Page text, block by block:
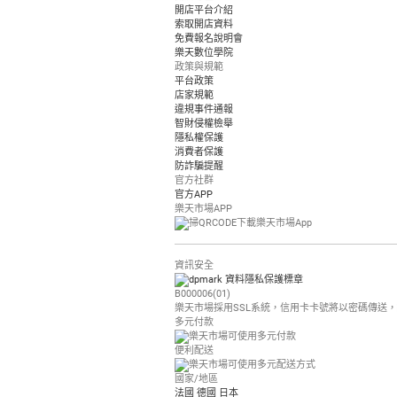
開店平台介紹
索取開店資料
免費報名說明會
樂天數位學院
政策與規範
平台政策
店家規範
違規事件通報
智財侵權檢舉
隱私權保護
消費者保護
防詐騙提醒
官方社群
官方APP
樂天市場APP
資訊安全
B000006(01)
樂天市場採用SSL系統，信用卡卡號將以密碼傳送
多元付款
便利配送
國家/地區
法國 德國 日本